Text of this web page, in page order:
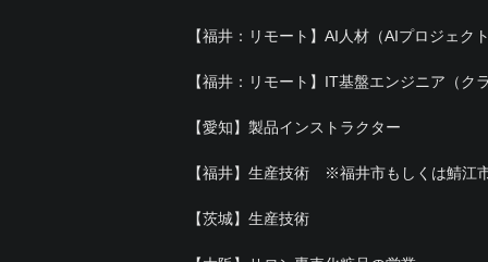
【福井：リモート】AI人材（AIプロジェク
【福井：リモート】IT基盤エンジニア（
【愛知】製品インストラクター
【福井】生産技術 ※福井市もしくは鯖江
【茨城】生産技術